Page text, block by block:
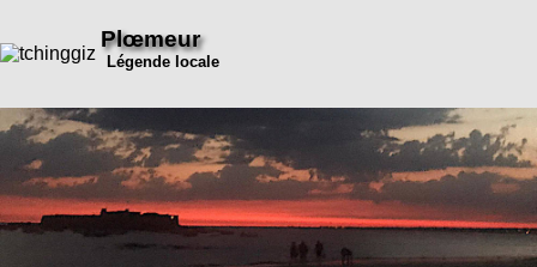
Plœmeur
Légende locale